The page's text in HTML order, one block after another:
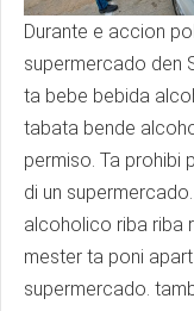
Durante e accion
supermercado den
ta bebe bebida
tabata bende
permiso. Ta prohibi
di un
alcoholico riba riba
mester ta poni
supermercado.